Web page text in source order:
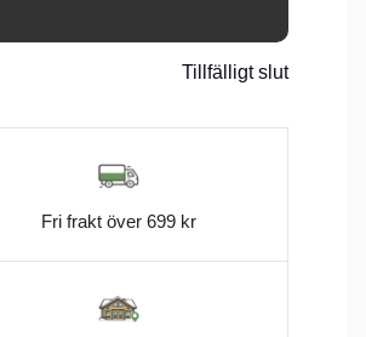
Tillfälligt slut
Fri frakt över 699 kr